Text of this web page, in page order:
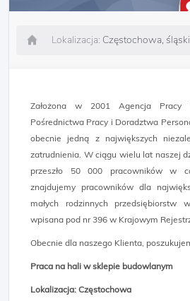
Lokalizacja: Częstochowa,
Założona w 2001 Agencja Pracy
Pośrednictwa Pracy i Doradztwa
obecnie jedną z największych
zatrudnienia. W ciągu wielu lat naszej
przeszło 50 000 pracowników w
znajdujemy pracowników dla
małych rodzinnych przedsiębiorstw
wpisana pod nr 396 w Krajowym
Obecnie dla naszego Klienta,
Praca na hali w sklepie budowlanym
Lokalizacja: Częstochowa